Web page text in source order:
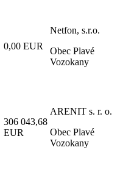
0,00 EUR
Netfon, s.r.o.
Obec Plavé
Vozokany
306 043,68
EUR
ARENIT s. r. o.
Obec Plavé
Vozokany